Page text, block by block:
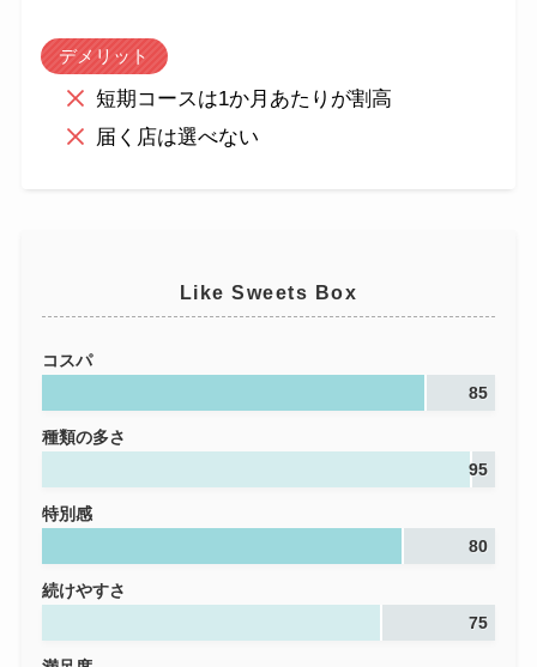
デメリット
短期コースは1か月あたりが割高
届く店は選べない
Like Sweets Box
コスパ
85
種類の多さ
95
特別感
80
続けやすさ
75